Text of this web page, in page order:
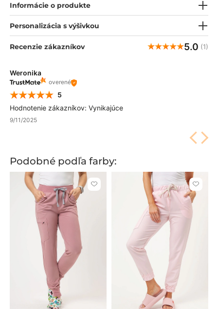
Informácie o produkte
Personalizácia s výšivkou
Recenzie zákazníkov 5.0 (1)
Weronika
overené
5
Hodnotenie zákazníkov: Vynikajúce
9/11/2025
Podobné podľa farby:
Kliknite
Kliknite
pre